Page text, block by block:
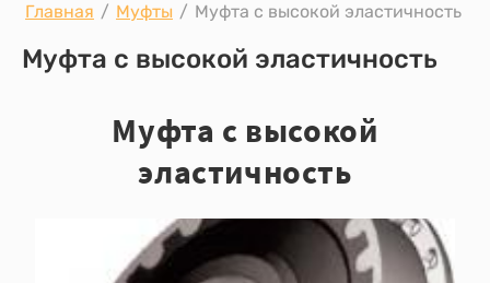
Главная / Муфты / Муфта с высокой эластичность
Муфта с высокой эластичность
Муфта с высокой
эластичность